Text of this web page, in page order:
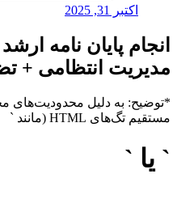
اکتبر 31, 2025
انجام پایان نامه
مدیریت انتظامی +
*توضیح: به دلیل محدودیت‌های
مستقیم تگ‌های HTML (مانند `
` یا `